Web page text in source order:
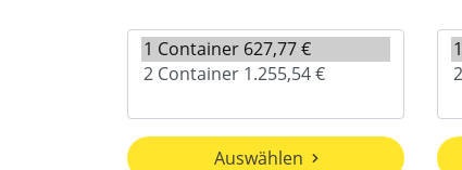
Auswählen